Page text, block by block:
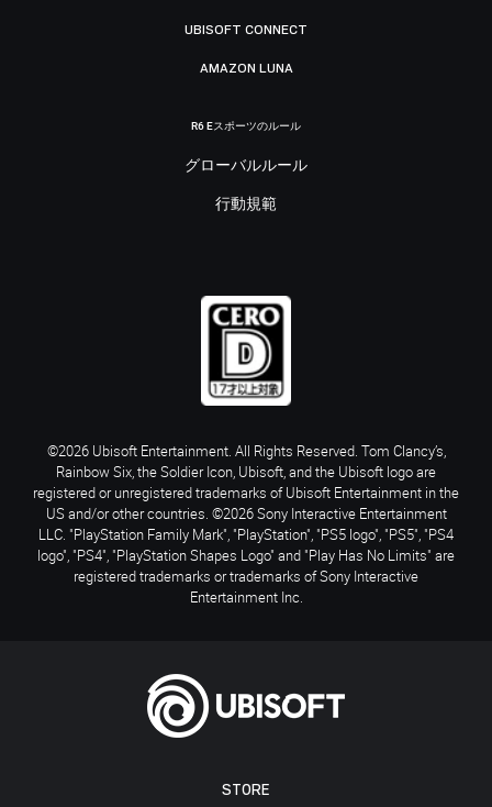
STORE
UBISOFT CONNECT
AMAZON LUNA
R6 Eスポーツのルール
グローバルルール
行動規範
©2026 Ubisoft Entertainment. All Rights Reserved. Tom Clancy’s,
Rainbow Six, the Soldier Icon, Ubisoft, and the Ubisoft logo are
registered or unregistered trademarks of Ubisoft Entertainment in the
US and/or other countries. ©2026 Sony Interactive Entertainment
LLC. "PlayStation Family Mark", "PlayStation", "PS5 logo", "PS5", "PS4
logo", "PS4", "PlayStation Shapes Logo" and "Play Has No Limits" are
registered trademarks or trademarks of Sony Interactive
Entertainment Inc.